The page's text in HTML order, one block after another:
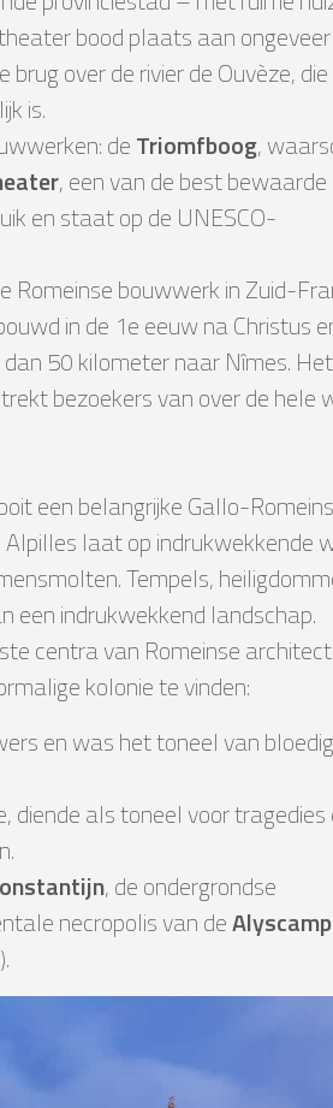
bood plaats aan
over de rivier de Ouvèze,
is.
deTriomfboog,
, een van de best bewaarde
en staat op de UNESCO-
Romeinse bouwwerk in Zuid-
in de 1e eeuw na Christus
50 kilometer naar Nîmes.
bezoekers van over de hele
een belangrijke Gallo-
laat op indrukwekkende
Tempels,
een indrukwekkend landschap.
centra van Romeinse
kolonie te vinden:
en was het toneel van
diende als toneel voor tragedies
, de ondergrondse
necropolis van de